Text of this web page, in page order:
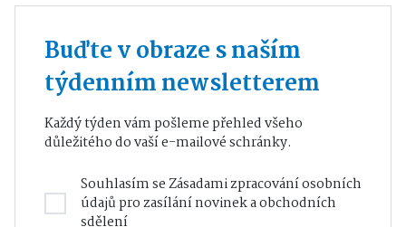
Buďte v obraze s naším
týdenním newsletterem
Každý týden vám pošleme přehled všeho
důležitého do vaší e-mailové schránky.
Souhlasím seZásadami zpracování osobních
údajůpro zasílání novinek a obchodních
sdělení